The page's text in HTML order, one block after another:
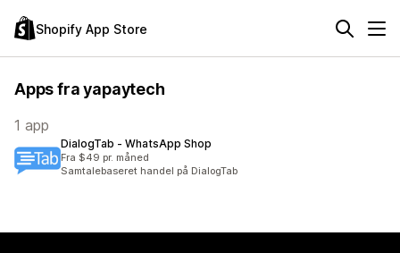
Shopify App Store
Apps fra yapaytech
1 app
DialogTab ‑ WhatsApp Shop
Fra $49 pr. måned
Samtalebaseret handel på DialogTab